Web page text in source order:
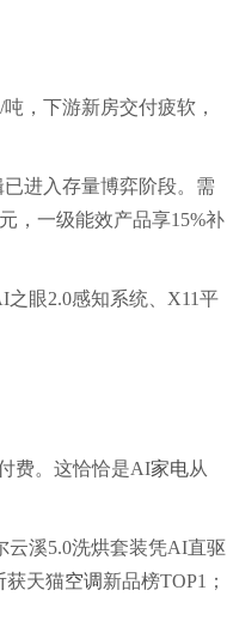
，下游新房交付疲软，
进入存量博弈阶段。需
，一级能效产品享15%补
眼2.0感知系统、X11平
费。这恰恰是AI家电从
云溪5.0洗烘套装凭AI直驱
获天猫空调新品榜TOP1；